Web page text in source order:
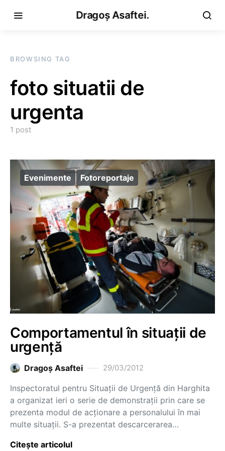
Dragoș Asaftei.
BROWSING TAG
foto situatii de
urgenta
1 post
Evenimente Fotoreportaje
Comportamentul în situații de
urgență
Dragoş Asaftei 29/03/2012
Inspectoratul pentru Situații de Urgență din Harghita
a organizat ieri o serie de demonstrații prin care se
prezenta modul de acționare a personalului în mai
multe situații. S-a prezentat descarcerarea…
Citește articolul